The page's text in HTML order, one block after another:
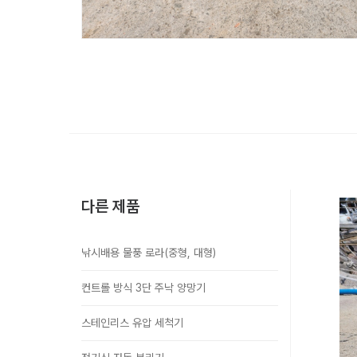
다른 제품
낚시배용 물풍 로라(중형, 대형)
컨트롤 방식 3단 주낙 양망기
스테인리스 유압 세척기